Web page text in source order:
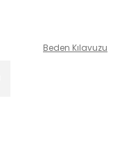
Beden Kılavuzu